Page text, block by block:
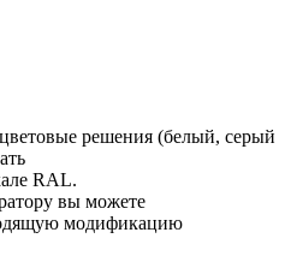
решения (белый, серый
RAL.
вы можете
модификацию